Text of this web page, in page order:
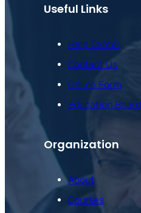
Useful Links
Help Center
Contact Us
Online Form
Education Board
Organization
About
Courses